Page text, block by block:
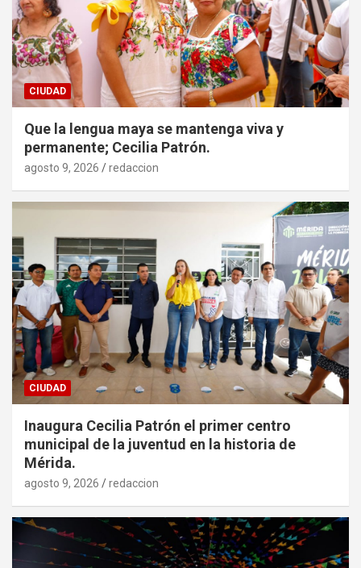
CIUDAD
Que la lengua maya se mantenga viva y
permanente; Cecilia Patrón.
agosto 9, 2026 redaccion
CIUDAD
Inaugura Cecilia Patrón el primer centro
municipal de la juventud en la historia de
Mérida.
agosto 9, 2026 redaccion